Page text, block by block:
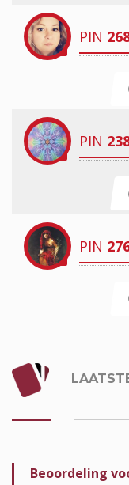
PIN
PIN
PIN
Beoordeling